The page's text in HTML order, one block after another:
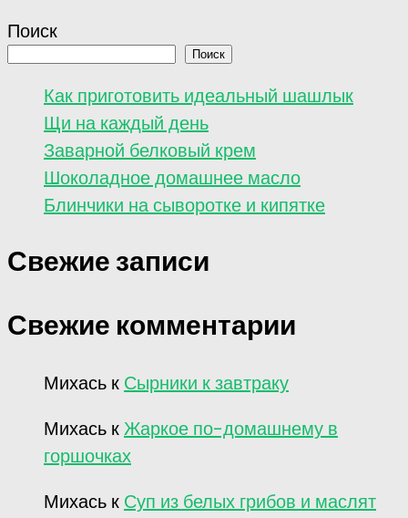
Поиск
Поиск
Как приготовить идеальный шашлык
Щи на каждый день
Заварной белковый крем
Шоколадное домашнее масло
Блинчики на сыворотке и кипятке
Свежие записи
Свежие комментарии
Михась к Сырники к завтраку
Михась кЖаркое по-домашнему в
горшочках
Михась к Суп из белых грибов и маслят